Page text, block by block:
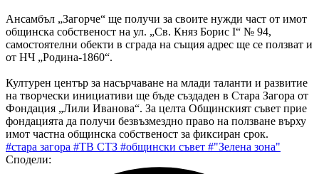
Ансамбъл „Загорче“ ще получи за своите нужди част от имот
общинска собственост на ул. „Св. Княз Борис I“ № 94,
самостоятелни обекти в сграда на същия адрес ще се ползват и
от НЧ „Родина-1860“.
Културен център за насърчаване на млади таланти и развитие
на творчески инициативи ще бъде създаден в Стара Загора от
Фондация „Лили Иванова“. За целта Общинският съвет прие
фондацията да получи безвъзмездно право на ползване върху
имот частна общинска собственост за фиксиран срок.
#стара загора #ТВ СТЗ #общински съвет #"Зелена зона"
Сподели: